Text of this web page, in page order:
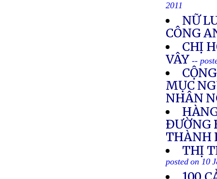
2011
NỮ
CÔNG
CHỊ
VÂY--
MỤC
NHÂN
ÐƯỜNG
THÀNH
THỊ
posted on 10